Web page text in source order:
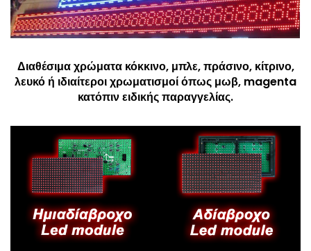
Διαθέσιμα χρώματα κόκκινο, μπλε, πράσινο, κίτρινο,
λευκό ή ιδιαίτεροι χρωματισμοί όπως μωβ, magenta
κατόπιν ειδικής παραγγελίας.